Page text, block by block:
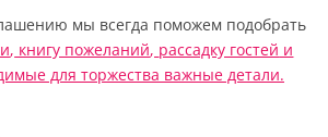
мы всегда поможем подобрать
, книгу пожеланий, рассадку гостей и
для торжества важные детали.